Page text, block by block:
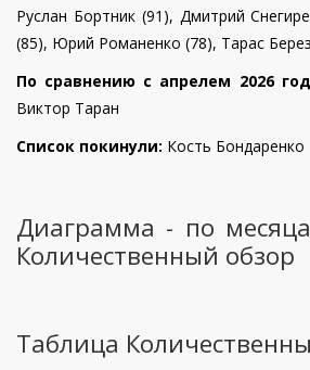
Руслан Бортник (91), Дмитрий
(85), Юрий Романенко (78), Тарас
По сравнению с апрелем 2026
Виктор Таран
Список покинули: Кость Бондаренко
Диаграмма - по
Количественный обзор
Таблица